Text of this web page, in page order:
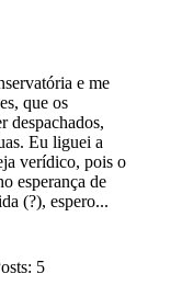
e me
que os
despachados,
Eu liguei a
verídico, pois o
esperança de
(?), espero...
5